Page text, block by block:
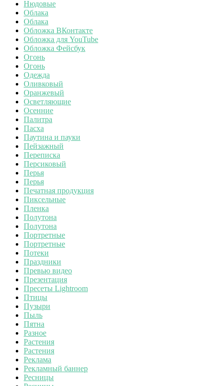
Нюдовые
Облака
Облака
Обложка ВКонтакте
Обложка для YouTube
Обложка Фейсбук
Огонь
Огонь
Одежда
Оливковый
Оранжевый
Осветляющие
Осенние
Палитра
Пасха
Паутина и пауки
Пейзажный
Переписка
Персиковый
Перья
Перья
Печатная продукция
Пиксельные
Пленка
Полутона
Полутона
Портретные
Портретные
Потеки
Праздники
Превью видео
Презентация
Пресеты Lightroom
Птицы
Пузыри
Пыль
Пятна
Разное
Растения
Растения
Реклама
Рекламный баннер
Ресницы